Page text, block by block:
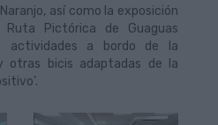
así como la exposición
Pictórica de Guaguas
actividades a bordo de la
otras bicis adaptadas de la